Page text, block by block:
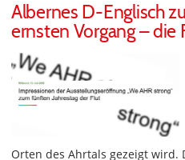
Albernes D-Englisch
ernsten Vorgang – die
Orten des Ahrtals gezeigt